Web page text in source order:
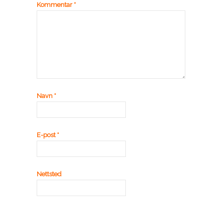
Kommentar *
Navn *
E-post*
Nettsted